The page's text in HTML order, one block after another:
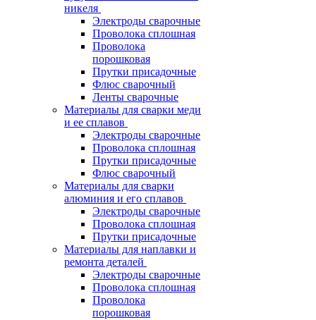
никеля
Электроды сварочные
Проволока сплошная
Проволока
порошковая
Прутки присадочные
Флюс сварочный
Ленты сварочные
Материалы для сварки меди
и ее сплавов
Электроды сварочные
Проволока сплошная
Прутки присадочные
Флюс сварочный
Материалы для сварки
алюминия и его сплавов
Электроды сварочные
Проволока сплошная
Прутки присадочные
Материалы для наплавки и
ремонта деталей
Электроды сварочные
Проволока сплошная
Проволока
порошковая